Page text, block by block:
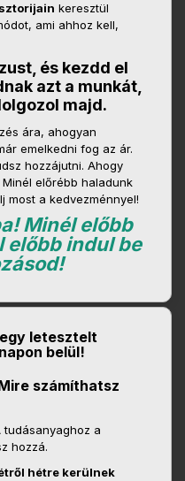
keresztül
ami ahhoz kell,
és kezdd el
azt a munkát,
majd.
ára, ahogyan
emelkedni fog az ár.
hozzájutni. Ahogy
előrébb haladunk
most a kedvezménnyel!
Minél előbb
előbb indul be
letesztelt
belül!
számíthatsz
tudásanyaghoz a
hozzá.
hétre kerülnek